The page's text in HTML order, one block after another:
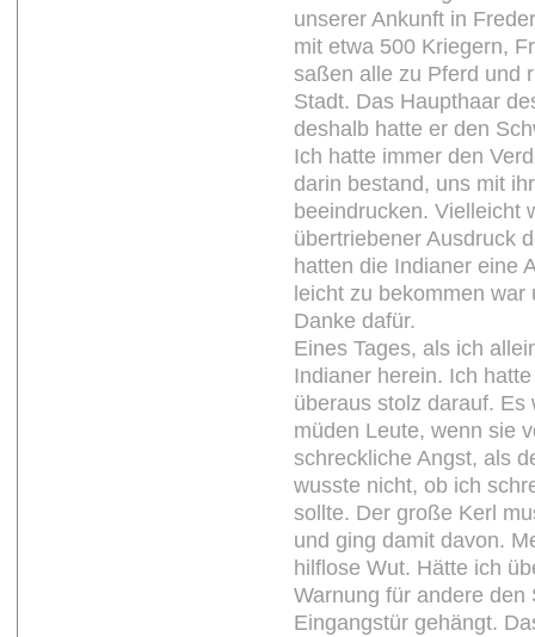
unserer Ankunft in
mit etwa 500 Kriegern,
saßen alle zu Pferd und
Stadt. Das Haupthaar
deshalb hatte er den
Ich hatte immer den
darin bestand, uns mit
beeindrucken. Vielleicht
übertriebener Ausdruck
hatten die Indianer eine
leicht zu bekommen
Danke dafür.
Eines Tages, als ich
Indianer herein. Ich
überaus stolz darauf.
müden Leute, wenn sie
schreckliche Angst, als
wusste nicht, ob ich
sollte. Der große Kerl
und ging damit davon.
hilflose Wut. Hätte ich
Warnung für andere
Eingangstür gehängt.